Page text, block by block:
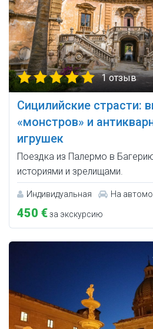
1 отзыв
Сицилийские страсти:
«монстров» и
игрушек
Поездка из Палермо в
историями и зрелищами.
Индивидуальная На
450 €за экскурсию